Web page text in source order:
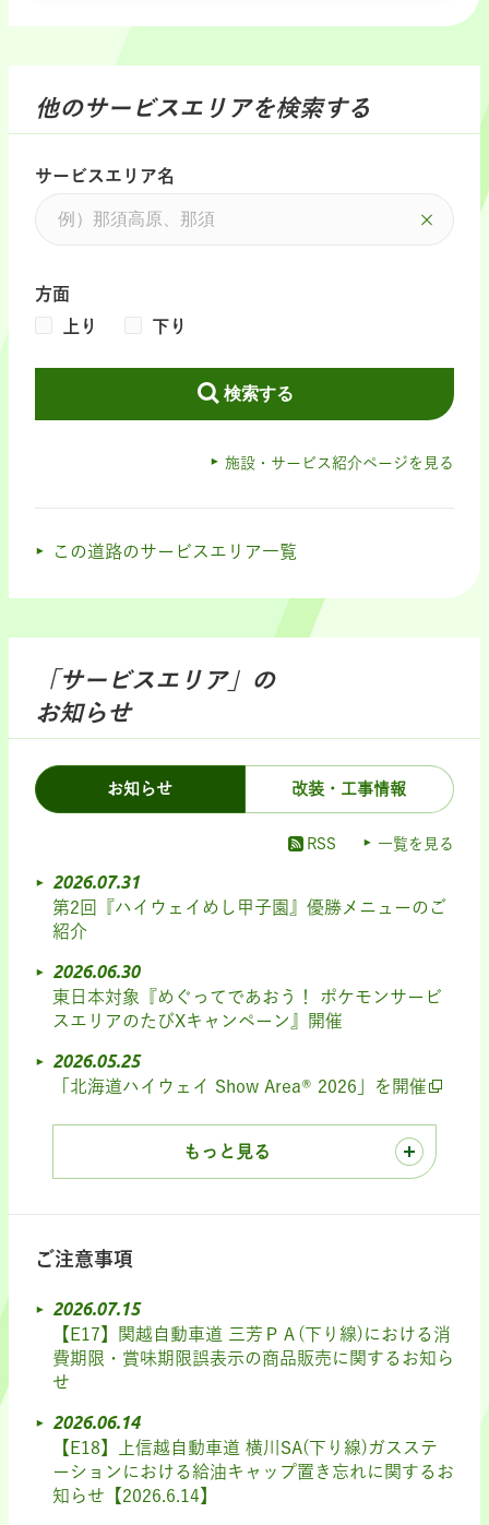
他のサービスエリアを検索する
サービスエリア名
方面
上り
下り
検索する
施設・サービス紹介ページを見る
この道路のサービスエリア一覧
「サービスエリア」の
お知らせ
お知らせ 改装・工事情報
RSS 一覧を見る
2026.07.31
第2回『ハイウェイめし甲子園』優勝メニューのご
紹介
2026.06.30
東日本対象『めぐってであおう！ ポケモンサービ
スエリアのたびXキャンペーン』開催
2026.05.25
「北海道ハイウェイ Show Area® 2026」を開催
もっと見る
ご注意事項
2026.07.15
【E17】関越自動車道 三芳ＰＡ(下り線)における消
費期限・賞味期限誤表示の商品販売に関するお知ら
せ
2026.06.14
【E18】上信越自動車道 横川SA(下り線)ガスステ
ーションにおける給油キャップ置き忘れに関するお
知らせ【2026.6.14】